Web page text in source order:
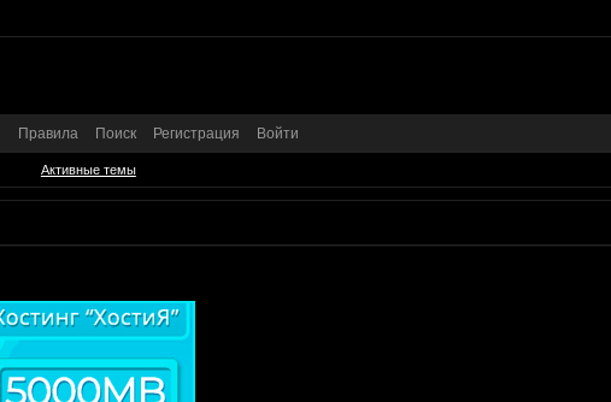
Правила Поиск Регистрация Войти
Активные темы